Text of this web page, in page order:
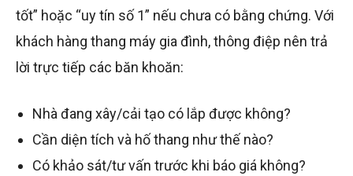
tốt” hoặc “uy tín số 1” nếu chưa có bằng chứng. Với
khách hàng thang máy gia đình, thông điệp nên trả
lời trực tiếp các băn khoăn:
Nhà đang xây/cải tạo có lắp được không?
Cần diện tích và hố thang như thế nào?
Có khảo sát/tư vấn trước khi báo giá không?